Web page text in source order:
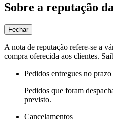
Sobre a reputação
Fechar
A nota de reputação refere-se a
compra oferecida aos clientes.
Pedidos entregues no prazo
Pedidos que foram
previsto.
Cancelamentos